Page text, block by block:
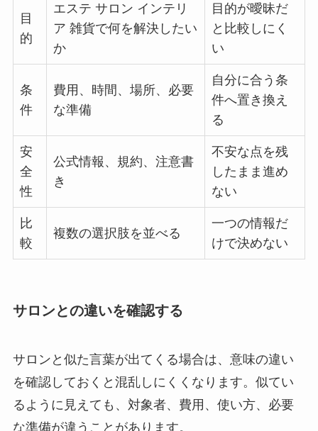
目
的
エステ サロン インテリ
ア 雑貨で何を解決したい
か
目的が曖昧だ
と比較しにく
い
条
件
費用、時間、場所、必要
な準備
自分に合う条
件へ置き換え
る
安
全
性
公式情報、規約、注意書
き
不安な点を残
したまま進め
ない
比
較
複数の選択肢を並べる
一つの情報だ
けで決めない
サロンとの違いを確認する
サロンと似た言葉が出てくる場合は、意味の違い
を確認しておくと混乱しにくくなります。似てい
るように見えても、対象者、費用、使い方、必要
な準備が違うことがあります。